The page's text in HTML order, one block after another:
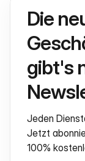
Die
gibt's
Jeden
Jetzt
100%